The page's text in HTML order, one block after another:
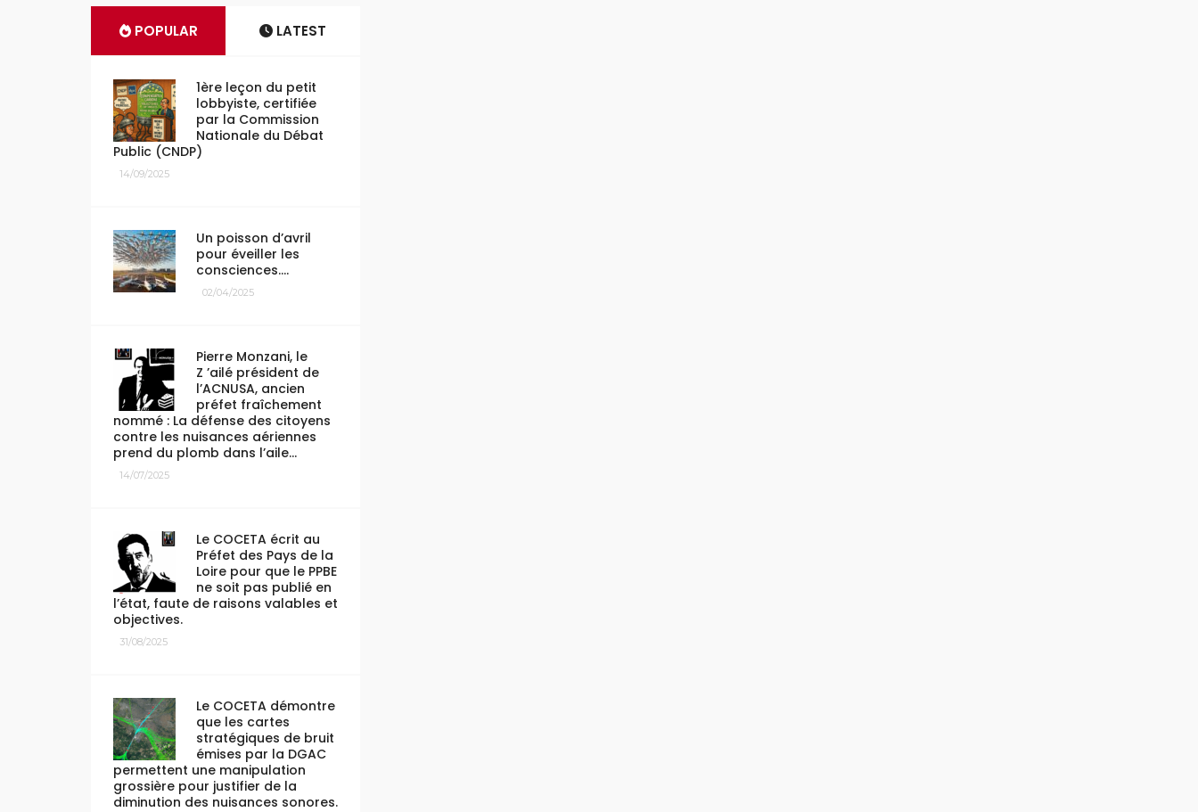
POPULAR LATEST
1ère leçon du petit
lobbyiste, certifiée
par la Commission
Nationale du Débat
Public (CNDP)
14/09/2025
Un poisson d’avril
pour éveiller les
consciences….
02/04/2025
Pierre Monzani, le
Z ’ailé président de
l’ACNUSA, ancien
préfet fraîchement
nommé : La défense des citoyens
contre les nuisances aériennes
prend du plomb dans l’aile…
14/07/2025
Le COCETA écrit au
Préfet des Pays de la
Loire pour que le PPBE
ne soit pas publié en
l’état, faute de raisons valables et
objectives.
31/08/2025
Le COCETA démontre
que les cartes
stratégiques de bruit
émises par la DGAC
permettent une manipulation
grossière pour justifier de la
diminution des nuisances sonores.